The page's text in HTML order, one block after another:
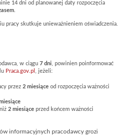
14 dni od planowanej daty rozpoczęcia
.
pracy skutkuje unieważnieniem oświadczenia.
w ciągu 7 dni, powinien poinformować
Praca.gov.pl , jeżeli:
przez 2 miesiące od rozpoczęcia ważności
2 miesiące przed końcem ważności
informacyjnych pracodawcy grozi